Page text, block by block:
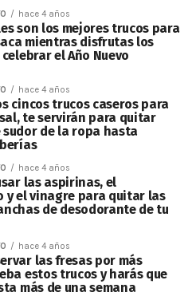
hace 4 años
son los mejores trucos para
mientras disfrutas los
el Año Nuevo
hace 4 años
cincos trucos caseros para
te servirán para quitar
sudor de la ropa hasta
hace 4 años
las aspirinas, el
y el vinagre para quitar las
de desodorante de tu
hace 4 años
las fresas por más
estos trucos y harás que
más de una semana